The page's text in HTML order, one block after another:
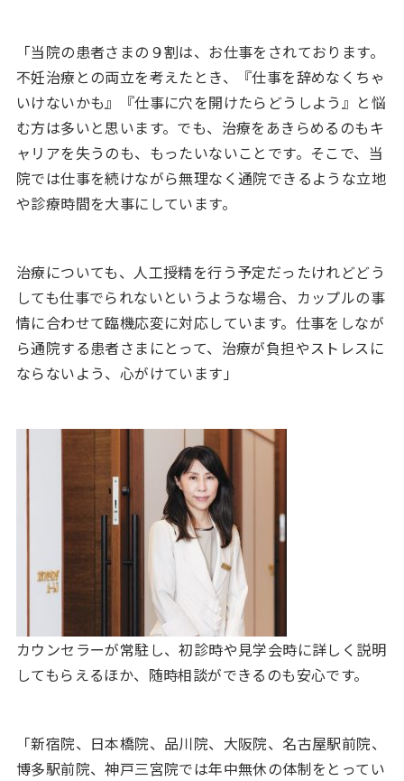
「当院の患者さまの９割は、お仕事をされております。
不妊治療との両立を考えたとき、『仕事を辞めなくちゃ
いけないかも』『仕事に穴を開けたらどうしよう』と悩
む方は多いと思います。でも、治療をあきらめるのもキ
ャリアを失うのも、もったいないことです。そこで、当
院では仕事を続けながら無理なく通院できるような立地
や診療時間を大事にしています。
治療についても、人工授精を行う予定だったけれどどう
しても仕事でられないというような場合、カップルの事
情に合わせて臨機応変に対応しています。仕事をしなが
ら通院する患者さまにとって、治療が負担やストレスに
ならないよう、心がけています」
カウンセラーが常駐し、初診時や見学会時に詳しく説明
してもらえるほか、随時相談ができるのも安心です。
「新宿院、日本橋院、品川院、大阪院、名古屋駅前院、
博多駅前院、神戸三宮院では年中無休の体制をとってい